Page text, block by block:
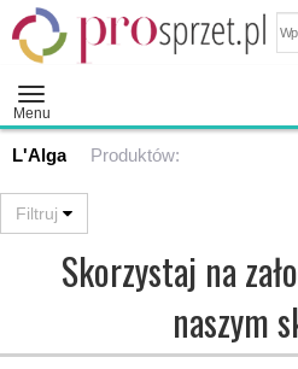
Menu
L'Alga Produktów:
Skorzystaj na
naszym